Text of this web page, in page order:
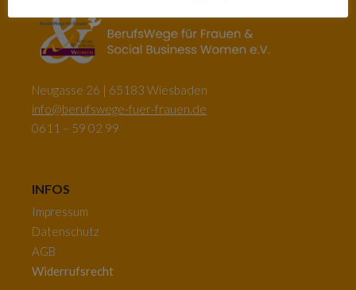
Neugasse 26 | 65183 Wiesbaden
info@berufswege-fuer-frauen.de
0611 – 59 02 99
INFOS
Impressum
Datenschutz
AGB
Widerrufsrecht